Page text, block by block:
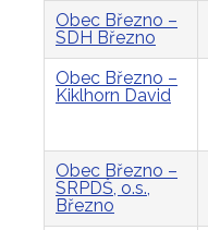
Obec Březno –
SDH Březno
Obec Březno –
Kiklhorn David
Obec Březno –
SRPDŠ, o.s.,
Březno